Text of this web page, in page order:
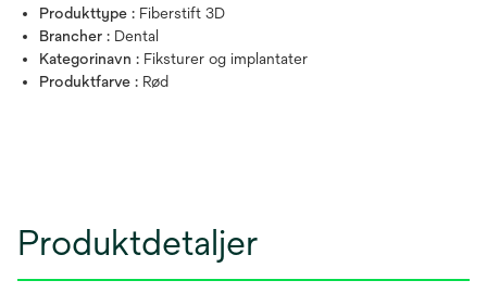
Produkttype : Fiberstift 3D
Brancher : Dental
Kategorinavn : Fiksturer og implantater
Produktfarve : Rød
Produktdetaljer